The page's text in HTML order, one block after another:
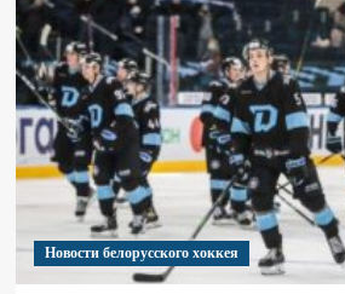
Новости белорусского хоккея